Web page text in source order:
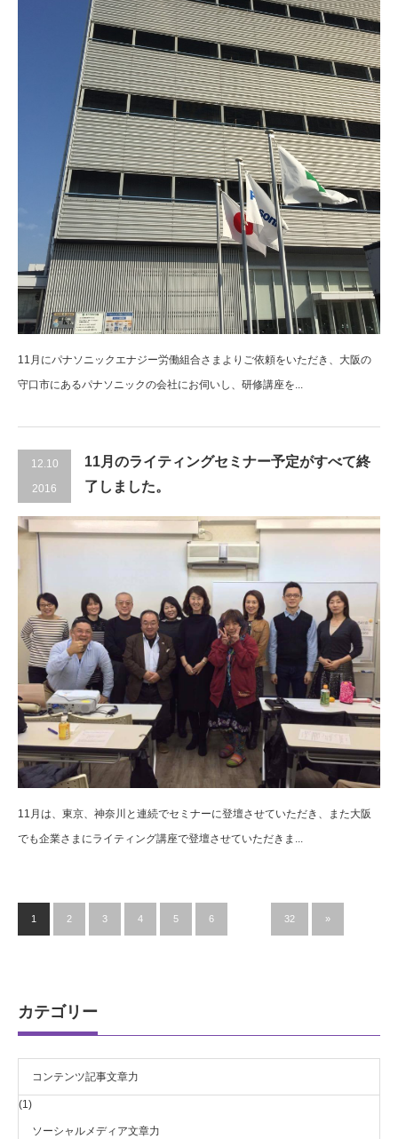
11月にパナソニックエナジー労働組合さまよりご依頼をいただき、大阪の
守口市にあるパナソニックの会社にお伺いし、研修講座を...
12.10
2016
11月のライティングセミナー予定がすべて終
了しました。
11月は、東京、神奈川と連続でセミナーに登壇させていただき、また大阪
でも企業さまにライティング講座で登壇させていただきま...
1 2 3 4 5 6 32 »
カテゴリー
コンテンツ記事文章力
(1)
ソーシャルメディア文章力